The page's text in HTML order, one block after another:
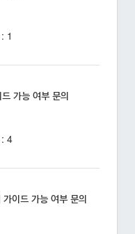
1
가능 여부 문의
4
이드 가능 여부 문의